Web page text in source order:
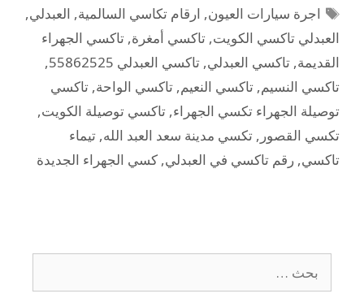
اجرة سيارات العيون, ارقام تكاسي السالمية, العبدلي,
العبدلي تاكسي الكويت, تاكسي أمغرة, تاكسي الجهراء
القديمة, تاكسي العبدلي, تاكسي العبدلي 55862525
,
تاكسي النسيم, تاكسي النعيم, تاكسي الواحة, تاكسي
توصيلة الجهراء تكسي الجهراء, تاكسي توصيلة الكويت,
تكسي القصور , تكسي مدينة سعد العبد الله, تيماء
تاكسي, رقم تاكسي في العبدلي, كسي الجهراء الجديدة